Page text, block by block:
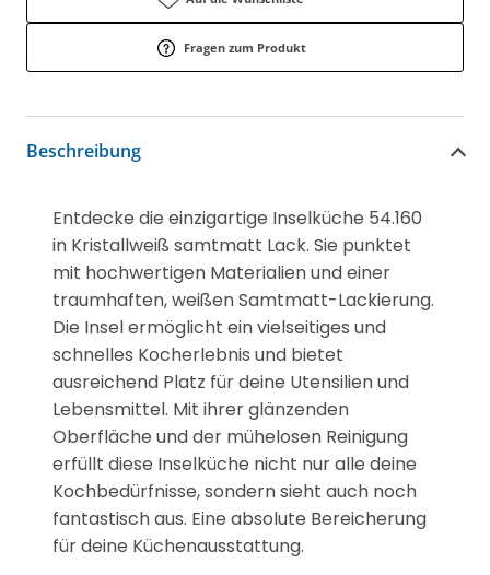
Fragen zum Produkt
Beschreibung
Entdecke die einzigartige Inselküche 54.160
in Kristallweiß samtmatt Lack. Sie punktet
mit hochwertigen Materialien und einer
traumhaften, weißen Samtmatt-Lackierung.
Die Insel ermöglicht ein vielseitiges und
schnelles Kocherlebnis und bietet
ausreichend Platz für deine Utensilien und
Lebensmittel. Mit ihrer glänzenden
Oberfläche und der mühelosen Reinigung
erfüllt diese Inselküche nicht nur alle deine
Kochbedürfnisse, sondern sieht auch noch
fantastisch aus. Eine absolute Bereicherung
für deine Küchenausstattung.